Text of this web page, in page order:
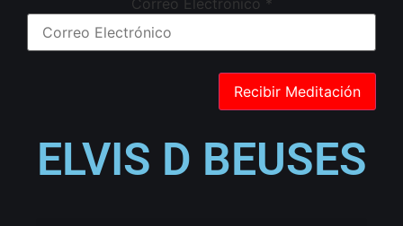
Correo Electrónico *
ELVIS D BEUSES